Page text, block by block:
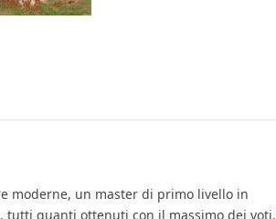
moderne, un master di primo livello in
quanti ottenuti con il massimo dei voti.